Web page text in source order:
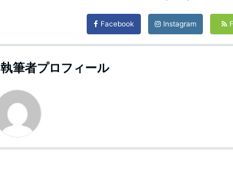
Facebook Instagram
執筆者プロフィール